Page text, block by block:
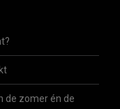
de zomer én de